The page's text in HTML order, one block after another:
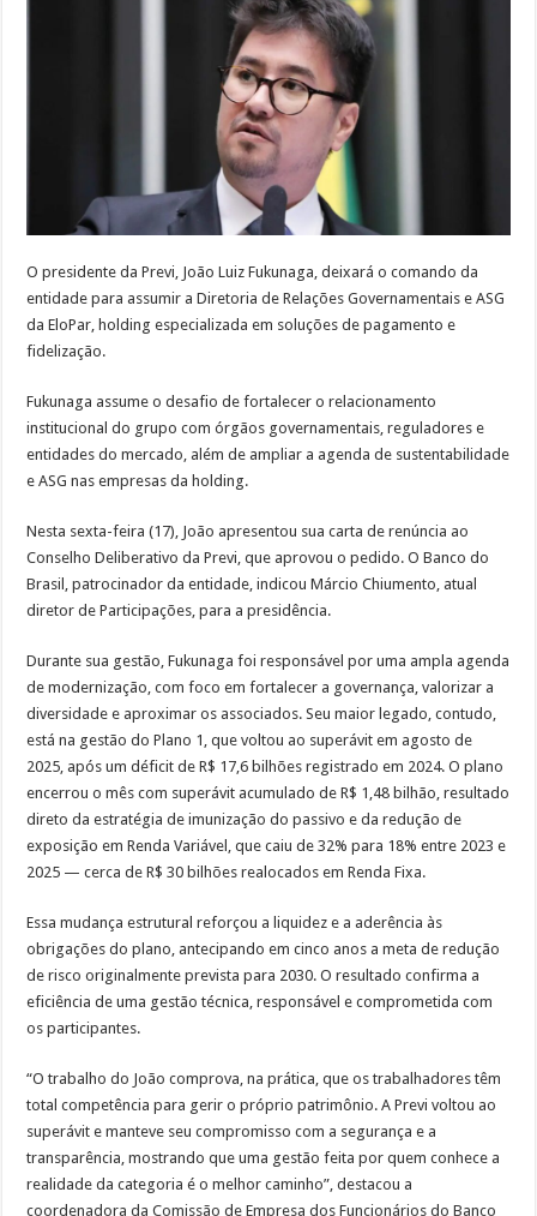
após
devolver
superávit
histórico
entidade
O presidente da Previ, João Luiz Fukunaga, deixará o comando da
entidade para assumir a Diretoria de Relações Governamentais e ASG
da EloPar, holding especializada em soluções de pagamento e
fidelização.
Fukunaga assume o desafio de fortalecer o relacionamento
institucional do grupo com órgãos governamentais, reguladores e
entidades do mercado, além de ampliar a agenda de sustentabilidade
e ASG nas empresas da holding.
Nesta sexta-feira (17), João apresentou sua carta de renúncia ao
Conselho Deliberativo da Previ, que aprovou o pedido. O Banco do
Brasil, patrocinador da entidade, indicou Márcio Chiumento, atual
diretor de Participações, para a presidência.
Durante sua gestão, Fukunaga foi responsável por uma ampla agenda
de modernização, com foco em fortalecer a governança, valorizar a
diversidade e aproximar os associados. Seu maior legado, contudo,
está na gestão do Plano 1, que voltou ao superávit em agosto de
2025, após um déficit de R$ 17,6 bilhões registrado em 2024. O plano
encerrou o mês com superávit acumulado de R$ 1,48 bilhão, resultado
direto da estratégia de imunização do passivo e da redução de
exposição em Renda Variável, que caiu de 32% para 18% entre 2023 e
2025 — cerca de R$ 30 bilhões realocados em Renda Fixa.
Essa mudança estrutural reforçou a liquidez e a aderência às
obrigações do plano, antecipando em cinco anos a meta de redução
de risco originalmente prevista para 2030. O resultado confirma a
eficiência de uma gestão técnica, responsável e comprometida com
os participantes.
“O trabalho do João comprova, na prática, que os trabalhadores têm
total competência para gerir o próprio patrimônio. A Previ voltou ao
superávit e manteve seu compromisso com a segurança e a
transparência, mostrando que uma gestão feita por quem conhece a
realidade da categoria é o melhor caminho”, destacou a
coordenadora da Comissão de Empresa dos Funcionários do Banco